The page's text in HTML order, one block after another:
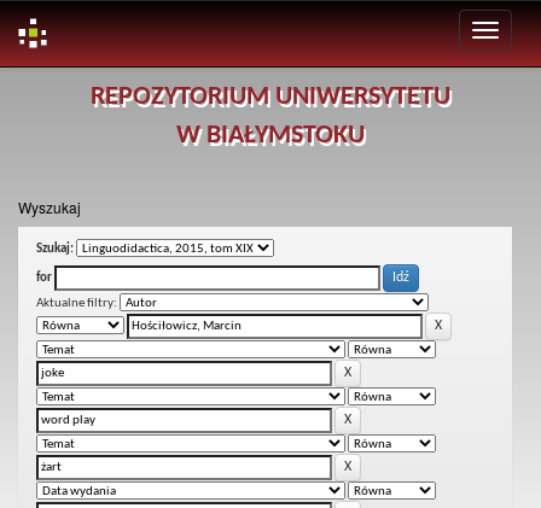
REPOZYTORIUM UNIWERSYTETU
W BIAŁYMSTOKU
Wyszukaj
Szukaj:
for
Aktualne filtry: